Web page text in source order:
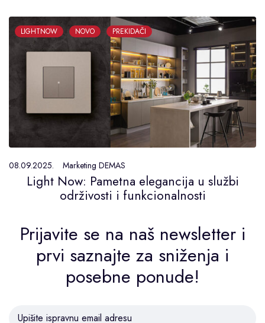
LIGHTNOW NOVO PREKIDAČI
Light Now: Pametna elegancija u službi
održivosti i funkcionalnosti
08.09.2025. Marketing DEMAS
Prijavite se na naš newsletter i
prvi saznajte za sniženja i
posebne ponude!